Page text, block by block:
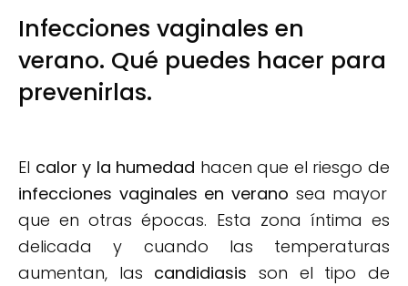
Infecciones vaginales en
verano. Qué puedes hacer para
prevenirlas.
El calor y la humedad hacen que el riesgo de
infecciones vaginales en verano sea mayor
que en otras épocas. Esta zona íntima es
delicada y cuando las temperaturas
aumentan, las candidiasis son el tipo de